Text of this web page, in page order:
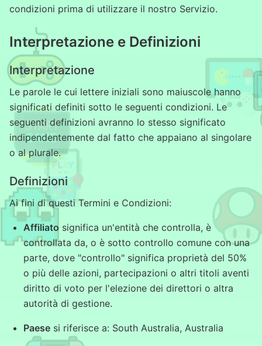
condizioni prima di utilizzare il nostro Servizio.
Interpretazione e Definizioni
Interpretazione
Le parole le cui lettere iniziali sono maiuscole hanno
significati definiti sotto le seguenti condizioni. Le
seguenti definizioni avranno lo stesso significato
indipendentemente dal fatto che appaiano al singolare
o al plurale.
Definizioni
Ai fini di questi Termini e Condizioni:
Affiliato significa un'entità che controlla, è
controllata da, o è sotto controllo comune con una
parte, dove "controllo" significa proprietà del 50%
o più delle azioni, partecipazioni o altri titoli aventi
diritto di voto per l'elezione dei direttori o altra
autorità di gestione.
Paese si riferisce a: South Australia, Australia